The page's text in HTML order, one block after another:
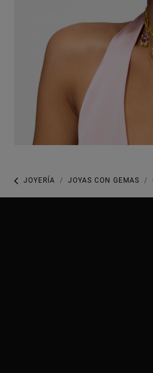
JOYERÍA JOYAS CON GEMAS